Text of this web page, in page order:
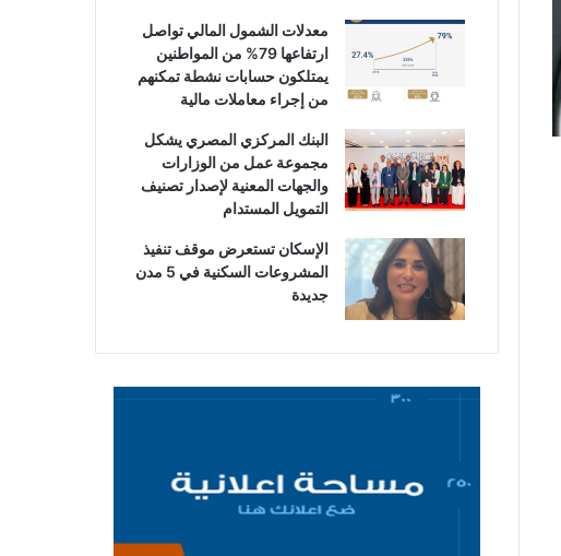
معدلات الشمول المالي تواصل
ارتفاعها 79% من المواطنين
يمتلكون حسابات نشطة تمكنهم
من إجراء معاملات مالية
البنك المركزي المصري يشكل
مجموعة عمل من الوزارات
والجهات المعنية لإصدار تصنيف
التمويل المستدام
الإسكان تستعرض موقف تنفيذ
المشروعات السكنية في 5 مدن
جديدة